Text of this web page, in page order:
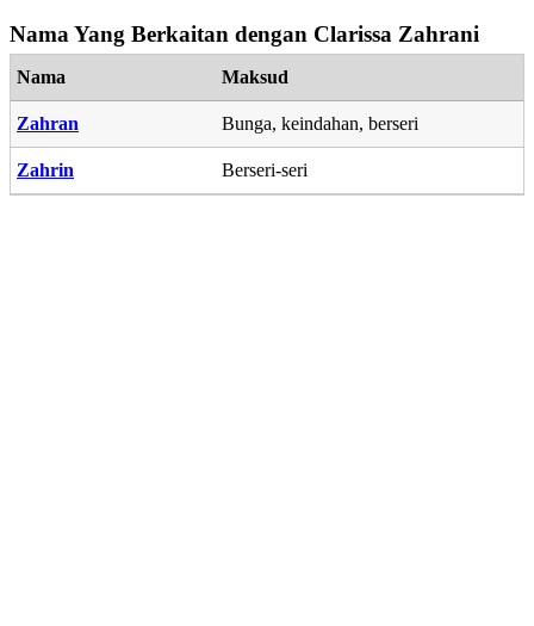
Nama Yang Berkaitan dengan Clarissa Zahrani
Nama Maksud
Zahran Bunga, keindahan, berseri
Zahrin Berseri-seri